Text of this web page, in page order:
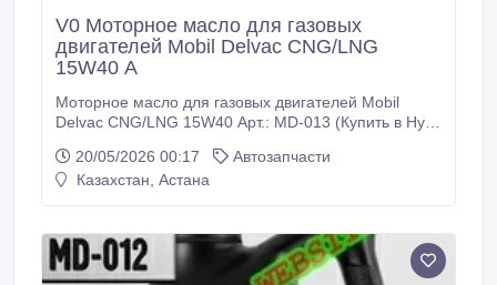
V0 Моторное масло для газовых
двигателей Mobil Delvac CNG/LNG
15W40 А
Моторное масло для газовых двигателей Mobil
Delvac CNG/LNG 15W40 Арт.: MD-013 (Купить в Нур-
CNG/LNG 15W-40 – моторное масло для газовых
двигателей коммерческой техникии автобусов,
газе.
20/05/2026 00:17
Автозапчасти
Казахстан, Астана